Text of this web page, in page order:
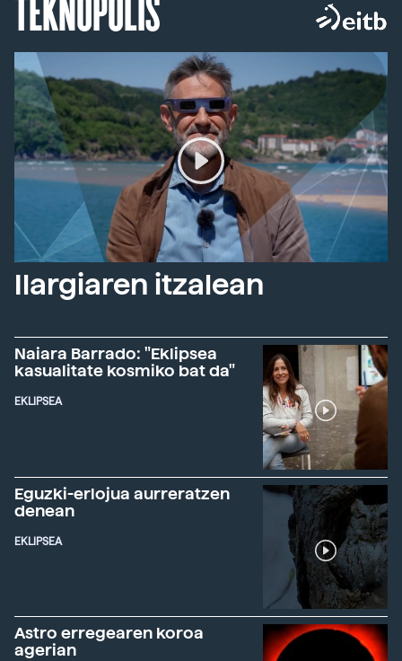
Ilargiaren itzalean
Naiara Barrado: "Eklipsea
kasualitate kosmiko bat da"
EKLIPSEA
Eguzki-erlojua aurreratzen
denean
EKLIPSEA
Astro erregearen koroa
agerian